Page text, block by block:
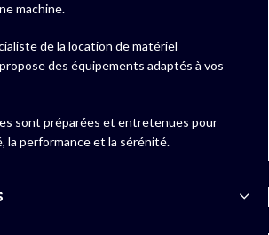
machine.
de la location de matériel
des équipements adaptés à vos
sont préparées et entretenues pour
la performance et la sérénité.